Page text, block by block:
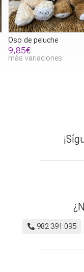
Oso de peluche blanco
14,85€
982 391 095